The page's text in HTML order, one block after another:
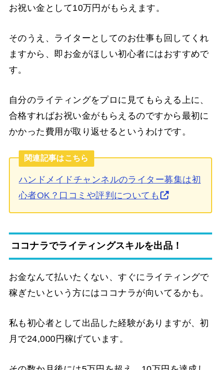
お祝い金として10万円がもらえます。
そのうえ、ライターとしてのお仕事も回してくれ
ますから、即お金がほしい初心者にはおすすめで
す。
自分のライティングをプロに見てもらえる上に、
合格すればお祝い金がもらえるのですから最初に
かかった費用が取り返せるというわけです。
関連記事はこちら
ハンドメイドチャンネルのライター募集は初
心者OK？口コミや評判についても
ココナラでライティングスキルを出品！
お金なんて払いたくない、すぐにライティングで
稼ぎたいという方にはココナラが向いてるかも。
私も初心者として出品した経験がありますが、初
月で24,000円稼げています。